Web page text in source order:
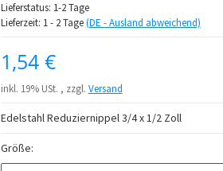
Lieferstatus: 1-2 Tage
Lieferzeit: 1 - 2 Tage(DE - Ausland abweichend)
1,54 €
inkl. 19% USt. , zzgl. Versand
Edelstahl Reduziernippel 3/4 x 1/2 Zoll
Größe: